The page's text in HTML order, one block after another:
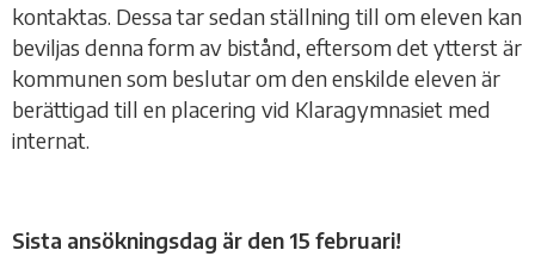
kontaktas. Dessa tar sedan ställning till om eleven kan
beviljas denna form av bistånd, eftersom det ytterst är
kommunen som beslutar om den enskilde eleven är
berättigad till en placering vid Klaragymnasiet med
internat.
Sista ansökningsdag är den 15 februari!